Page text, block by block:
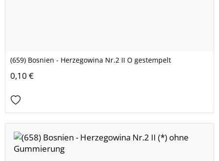
(659) Bosnien - Herzegowina Nr.2 II O gestempelt
0,10 €